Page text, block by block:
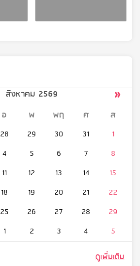
สิงหาคม 2569
อ พ พฤ ศ ส
28 29 30 31
1
4 5 6 7
8
11 12 13 14
15
18 19 20 21
22
25 26 27 28
29
1 2 3 4 5
ดูเพิ่มเติม